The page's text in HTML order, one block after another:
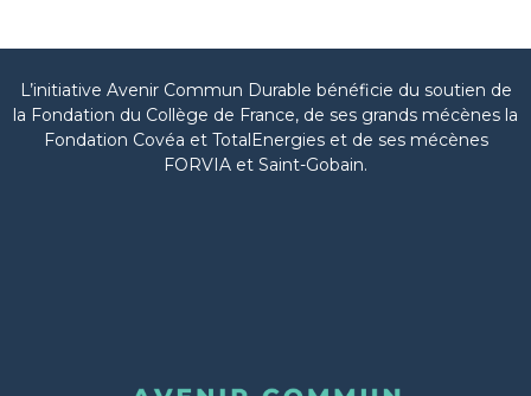
L’initiative Avenir Commun Durable bénéficie du soutien de
la Fondation du Collège de France, de ses grands mécènes la
Fondation Covéa et TotalEnergies et de ses mécènes
FORVIA et Saint-Gobain.